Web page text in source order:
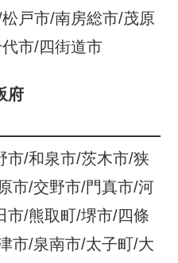
戸市/南房総市/茂原
市/四街道市
府
市/和泉市/茨木市/狭
市/交野市/門真市/河
市/熊取町/堺市/四條
市/泉南市/太子町/大